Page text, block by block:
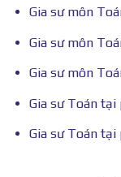
Gia sư môn
Gia sư môn
Gia sư môn
Gia sư Toán tại
Gia sư Toán tại